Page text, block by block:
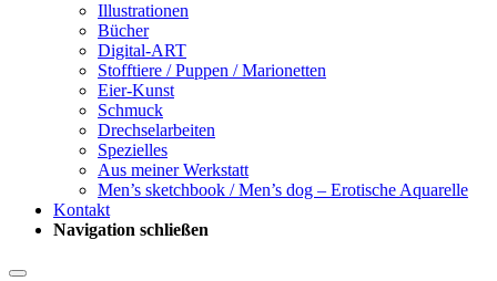
Illustrationen
Bücher
Digital-ART
Stofftiere / Puppen / Marionetten
Eier-Kunst
Schmuck
Drechselarbeiten
Spezielles
Aus meiner Werkstatt
Men’s sketchbook / Men’s dog – Erotische Aquarelle
Kontakt
Navigation schließen